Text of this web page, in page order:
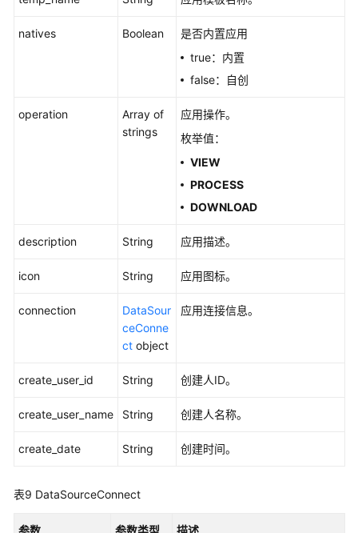
natives Boolean
是否内置应用
true：内置
false：自创
operation
Array of
strings
应用操作。
枚举值：
VIEW
PROCESS
DOWNLOAD
description String 应用描述。
icon String 应用图标。
connection
DataSour
ceConne
ct object
应用连接信息。
create_user_id String 创建人ID。
create_user_name String 创建人名称。
create_date String 创建时间。
表9 DataSourceConnect
参数 参数类型 描述